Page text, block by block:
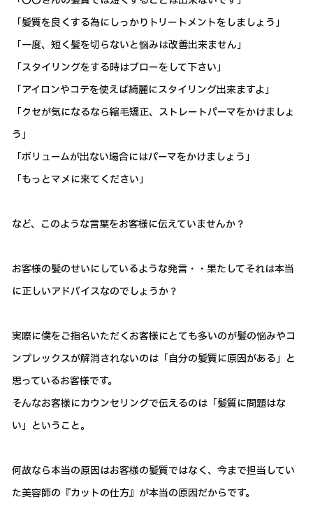
「髪質を良くする為にしっかりトリートメントをしましょう」
「一度、短く髪を切らないと悩みは改善出来ません」
「スタイリングをする時はブローをして下さい」
「アイロンやコテを使えば綺麗にスタイリング出来ますよ」
「クセが気になるなら縮毛矯正、ストレートパーマをかけましょ
う」
「ボリュームが出ない場合にはパーマをかけましょう」
「もっとマメに来てください」
など、このような言葉をお客様に伝えていませんか？
お客様の髪のせいにしているような発言・・果たしてそれは本当
に正しいアドバイスなのでしょうか？
実際に僕をご指名いただくお客様にとても多いのが髪の悩みやコ
ンプレックスが解消されないのは「自分の髪質に原因がある」と
思っているお客様です。
そんなお客様にカウンセリングで伝えるのは「髪質に問題はな
い」ということ。
何故なら本当の原因はお客様の髪質ではなく、今まで担当してい
た美容師の『カットの仕方』が本当の原因だからです。